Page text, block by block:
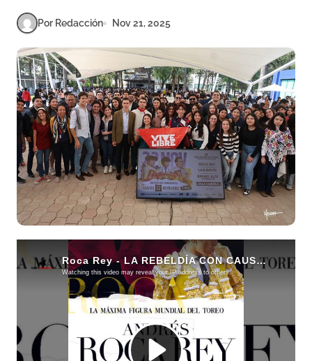
Por Redacción Nov 21, 2025